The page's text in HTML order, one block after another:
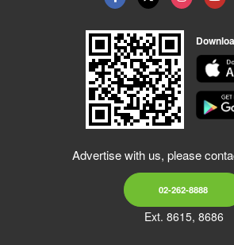
Advertise with us, please
02-262-8888
Ext. 8615, 8686